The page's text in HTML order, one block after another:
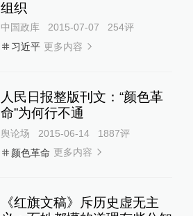
组织
中国政库 2015-07-07 254评
习近平 更多内容
人民日报整版刊文：“颜色革
命”为何行不通
舆论场 2015-06-14 1887评
颜色革命 更多内容
《红旗文稿》斥历史虚无主